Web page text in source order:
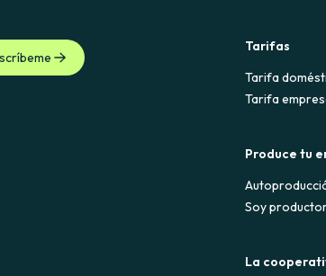
Tarifas
Tarifa
Tarifa
Produce tu
Soy
La